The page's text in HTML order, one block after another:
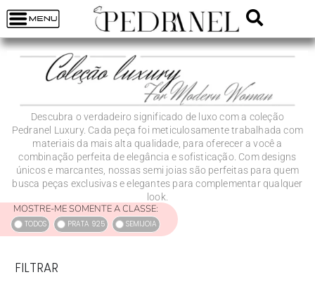
Descubra o verdadeiro significado de luxo com a coleção
Pedranel Luxury. Cada peça foi meticulosamente trabalhada com
materiais da mais alta qualidade, para oferecer a você a
combinação perfeita de elegância e sofisticação. Com designs
únicos e marcantes, nossas semi joias são perfeitas para quem
busca peças exclusivas e elegantes para complementar qualquer
look.
MOSTRE-ME SOMENTE A CLASSE:
TODOS PRATA 925 SEMIJOIA
FILTRAR